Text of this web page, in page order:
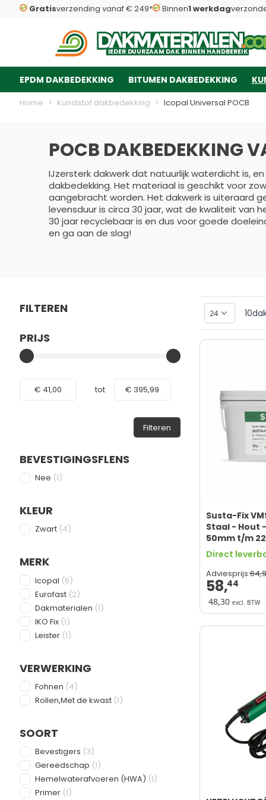
Gratisverzending vanaf € 249* Binnen1 werkdag
IEDERDUURZ AAMDAKB INNENHANDBERE IK
IEDERDUURZ AAMDAKB INNENHANDBERE IK
Dakmaterialen.com
EPDM DAKBEDEKKING BITUMEN DAKBEDEKKING
Home > Kunststof dakbedekking > Icopal Universal POCB
POCB DAKBEDEKKING
IJzersterk dakwerk dat natuurlijk waterdicht is,
dakbedekking. Het materiaal is geschikt voor
aangebracht worden. Het dakwerk is uiteraard
levensduur is circa 30 jaar, wat de kwaliteit van
30 jaar recyclebaar is en dus voor goede
en ga aan de slag!
FILTEREN
Skip to product list
PRIJS
Minimum value
€ 41,00 tot
Maximale Waarde
€ 395,99
Filteren
BEVESTIGINGSFLENS
Nee (1products available
)
KLEUR
FILTER
Zwart (4products available
)
MERK
FILTER
Icopal (6products available
)
Eurofast (2products available
)
Dakmaterialen (1products available
)
IKO Fix (1products available
)
Leister (1products available
)
VERWERKING
FILTER
Fohnen (4products available
)
Rollen,Met de kwast (1products available
)
SOORT
FILTER
Bevestigers (3products available
)
Gereedschap (1products available
)
Hemelwaterafvoeren (HWA) (1products available
)
Primer (1products available
)
10
Susta-Fix
Staal - Hout
50mm t/m
Direct
Adviesprijs:64,
58,44
48,30 excl. BTW
Specifiek